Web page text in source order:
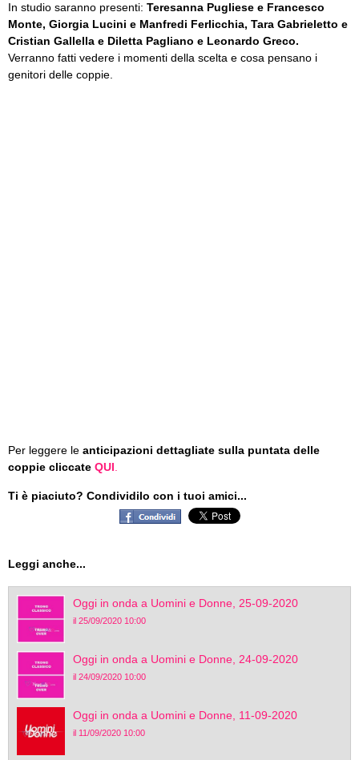
In studio saranno presenti: Teresanna Pugliese e Francesco
Monte, Giorgia Lucini e Manfredi Ferlicchia, Tara Gabrieletto e
Cristian Gallella e Diletta Pagliano e Leonardo Greco.
Verranno fatti vedere i momenti della scelta e cosa pensano i
genitori delle coppie.
Per leggere le anticipazioni dettagliate sulla puntata delle
coppie cliccate QUI
Ti è piaciuto? Condividilo con i tuoi amici...
Leggi anche...
Oggi in onda a Uomini e Donne, 25-09-2020
il 25/09/2020 10:00
Oggi in onda a Uomini e Donne, 24-09-2020
il 24/09/2020 10:00
Oggi in onda a Uomini e Donne, 11-09-2020
il 11/09/2020 10:00